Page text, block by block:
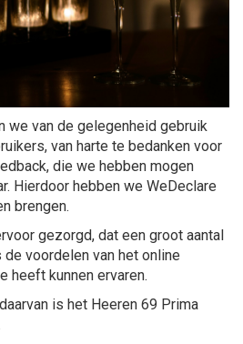
we van de gelegenheid gebruik
van harte te bedanken voor
die we hebben mogen
Hierdoor hebben we WeDeclare
brengen.
gezorgd, dat een groot aantal
voordelen van het online
heeft kunnen ervaren.
is het Heeren 69 Prima